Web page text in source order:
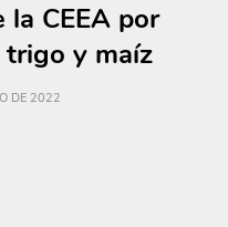
la CEEA por
y maíz
DE 2022